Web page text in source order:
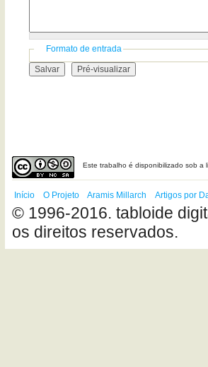
Formato de entrada
Estetrabalho é disponibilizado sob a
Início O Projeto Aramis Millarch Artigos por
© 1996-2016. tabloide
os direitos reservados.